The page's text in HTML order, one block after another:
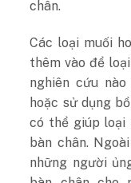
chân.
Các loại muối
thêm vào để
nghiên cứu
hoặc sử dụng
có thể giúp loại
bàn chân.
những người